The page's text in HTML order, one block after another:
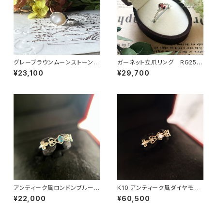
グレーブラウンムーンストーンリ
ング RG24-248
¥23,100
ガーネット立爪リング RG25-
255
¥29,700
アンティーク風ロンドンブルート
パーズリング RG25-253
¥22,000
K10 アンティーク風ダイヤモン
ドリング RG25-254
¥60,500